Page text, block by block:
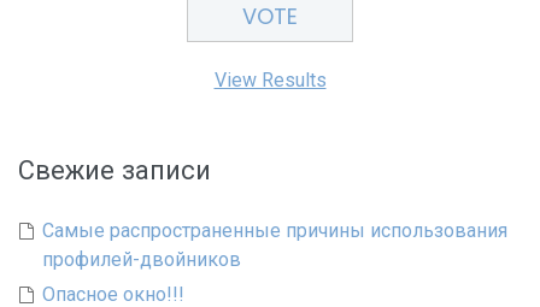
View Results
Свежие записи
Самые распространенные причины использования
профилей-двойников
Опасное окно!!!